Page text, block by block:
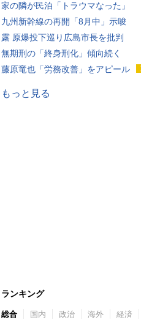
家の隣が民泊「トラウマなった」
九州新幹線の再開「8月中」示唆
露 原爆投下巡り広島市長を批判
無期刑の「終身刑化」傾向続く
藤原竜也「労務改善」をアピール
もっと見る
ランキング
総合 国内 政治 海外 経済